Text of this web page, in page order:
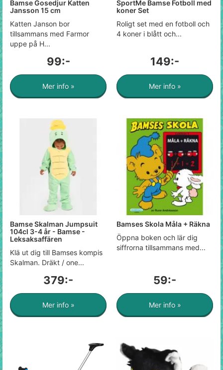
Bamse Gosedjur Katten
Jansson 15 cm
Katten Janson bor
tillsammans med Farmor
uppe på H...
99:-
Mer info »
SportMe Bamse Fotboll med
koner Set
Roligt set med en fotboll och
4 koner i blått och...
149:-
Mer info »
Bamse Skalman Jumpsuit
104cl 3-4 år - Bamse -
Leksaksaffären
Klä ut dig till Bamses kompis
Skalman. Dräkt / one...
379:-
Mer info »
Bamses Skola Måla + Räkna
Öppna boken och lär dig
siffrorna tillsammans med...
59:-
Mer info »